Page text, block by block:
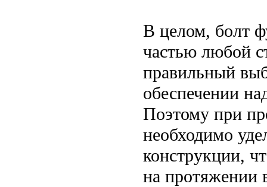
В целом, болт
частью любой
правильный
обеспечении
Поэтому при
необходимо
конструкции,
на протяжении